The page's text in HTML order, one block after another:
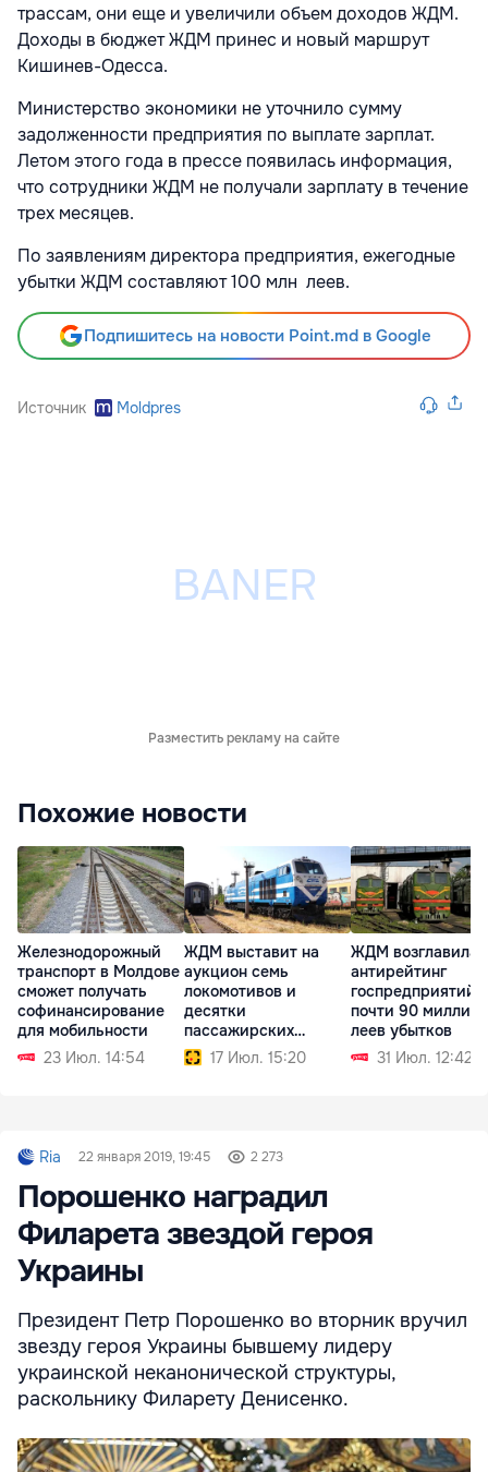
трассам, они еще и увеличили объем доходов ЖДМ.
Доходы в бюджет ЖДМ принес и новый маршрут
Кишинев-Одесса.
Министерство экономики не уточнило сумму
задолженности предприятия по выплате зарплат.
Летом этого года в прессе появилась информация,
что сотрудники ЖДМ не получали зарплату в течение
трех месяцев.
По заявлениям директора предприятия, ежегодные
убытки ЖДМ составляют 100 млн леев.
Подпишитесь на новости Point.md в Google
Источник Moldpres
Разместить рекламу на сайте
Похожие новости
Железнодорожный
транспорт в Молдове
сможет получать
софинансирование
для мобильности
23 Июл. 14:54
ЖДМ выставит на
аукцион семь
локомотивов и
десятки
пассажирских
вагонов17 Июл. 15:20
ЖДМ возглавила
антирейтинг
госпредприятий:
почти 90
леев убытков
31 Июл. 12:42
Ria 22 января 2019, 19:45 2 273
Порошенко наградил
Филарета звездой героя
Украины
Президент Петр Порошенко во вторник вручил
звезду героя Украины бывшему лидеру
украинской неканонической структуры,
раскольнику Филарету Денисенко.